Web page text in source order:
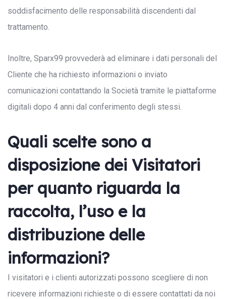
soddisfacimento delle responsabilità discendenti dal
trattamento.
Inoltre, Sparx99 provvederà ad eliminare i dati personali del
Cliente che ha richiesto informazioni o inviato
comunicazioni contattando la Società tramite le piattaforme
digitali dopo 4 anni dal conferimento degli stessi.
Quali scelte sono a
disposizione dei Visitatori
per quanto riguarda la
raccolta, l’uso e la
distribuzione delle
informazioni?
I visitatori e i clienti autorizzati possono scegliere di non
ricevere informazioni richieste o di essere contattati da noi